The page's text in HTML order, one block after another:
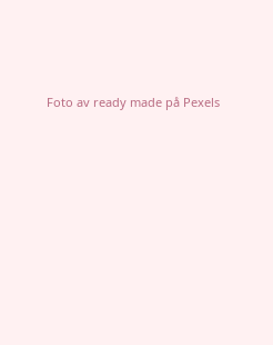
Foto av ready madepå Pexels